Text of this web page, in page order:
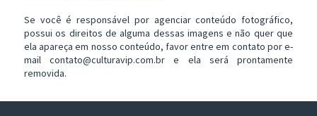
Se você é responsável por agenciar conteúdo fotográfico,
possui os direitos de alguma dessas imagens e não quer que
ela apareça em nosso conteúdo, favor entre em contato por e-
mail contato@culturavip.com.br e ela será prontamente
removida.